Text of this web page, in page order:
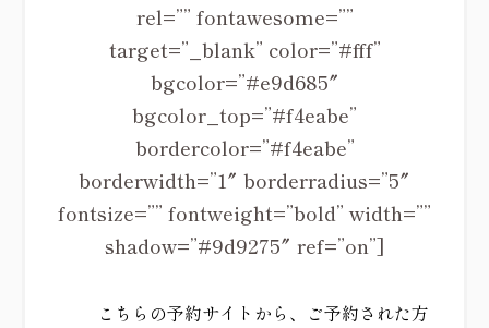
rel=”” fontawesome=””
target=”_blank” color=”#fff”
bgcolor=”#e9d685″
bgcolor_top=”#f4eabe”
bordercolor=”#f4eabe”
borderwidth=”1″ borderradius=”5″
fontsize=”” fontweight=”bold” width=””
shadow=”#9d9275″ ref=”on”]
こちらの予約サイトから、ご予約された方